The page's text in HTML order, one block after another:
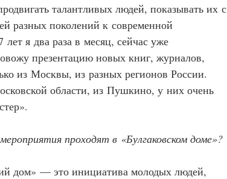
талантливых людей, показывать их с
разных поколений к современной
я два раза в месяц, сейчас уже
презентацию новых книг, журналов,
из Москвы, из разных регионов России.
области, из Пушкино, у них очень
проходят в «Булгаковском доме»?
— это инициатива молодых людей,